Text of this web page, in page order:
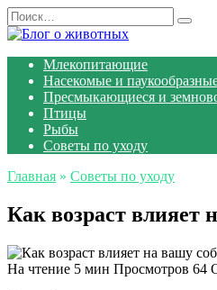
Перейти
к
Search
for:
Млекопитающие
Насекомые и
Пресмыкающиеся и
Птицы
Рыбы
Советы по уходу
Главная » Советы по уходу
Как возраст влияет
На чтение 5 мин Просмотров 64